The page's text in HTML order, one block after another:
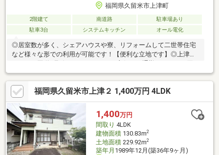
福岡県久留米市上津町
2階建て 南道路
駐車場あり
駐車3台
システムキッチン オール電化
◎居室数が多く、シェアハウスや寮、リフォームして二世帯住宅
など様々な形での利用が可能です！【便利な立地です】◎上津バ
イパスと国道3号線どちらもアクセス良好で、通勤や日々のお買い
物など日常生活の様々なシーンを支えられる好立地です！【色ん
な用途をご検討いただけます】◆事務所やその他色んな用途に利
用可能な広々スペース◆駐車5台以上OK！◆屋外スペース物置き
や作業場にも◎◆太陽光付き！◆1、2階トイレありです！【周辺
環境】◆ゆめマート上津店まで約0.7km◆トライアル久留米上津
店まで約0.9km◆ドラッグストアモリ上津店まで約1.2km◆上津バ
イパスまで約0.6km、国道3号線まで約0.8km
福岡県久留米市上津２ 1,400万円 4LDK
1,400万円
間取り 4LDK
建物面積130.83m2
土地面積229.92m2
築年月 1989年12月(築36年9ヶ月)